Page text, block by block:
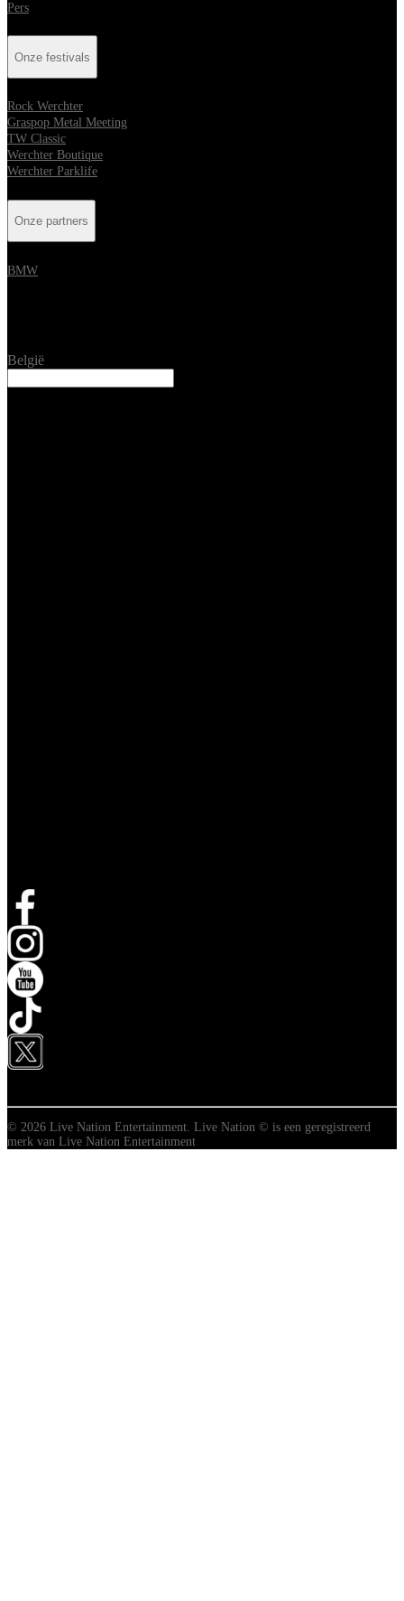
Pers
Onze festivals
Rock Werchter
Graspop Metal Meeting
TW Classic
Werchter Boutique
Werchter Parklife
Onze partners
BMW
België
opent in een nieuw tabblad
opent in een nieuw tabblad
opent in een nieuw tabblad
opent in een nieuw tabblad
opent in een nieuw tabblad
© 2026 Live Nation Entertainment. Live Nation © is een geregistreerd
merk van Live Nation Entertainment